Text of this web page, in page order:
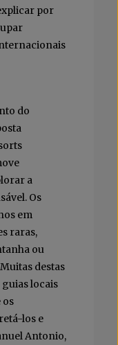
por
do
a
Os
em
raras,
ou
destas
locais
os
los e
Antonio,